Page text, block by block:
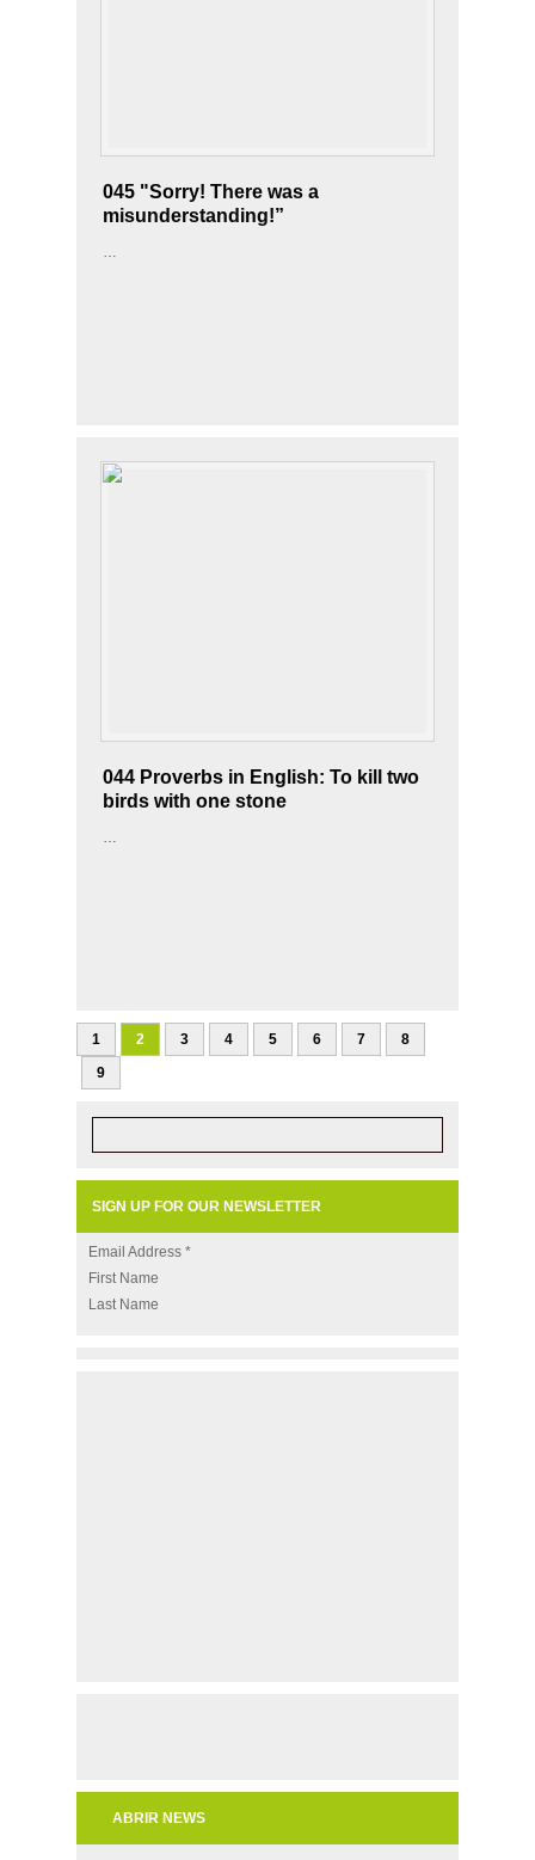
045 "Sorry! There was a
misunderstanding!”
…
044 Proverbs in English: To kill two
birds with one stone
…
1 2 3 4 5 6 7
8
9
SIGN UP FOR OUR NEWSLETTER
Email Address *
First Name
Last Name
ABRIR NEWS